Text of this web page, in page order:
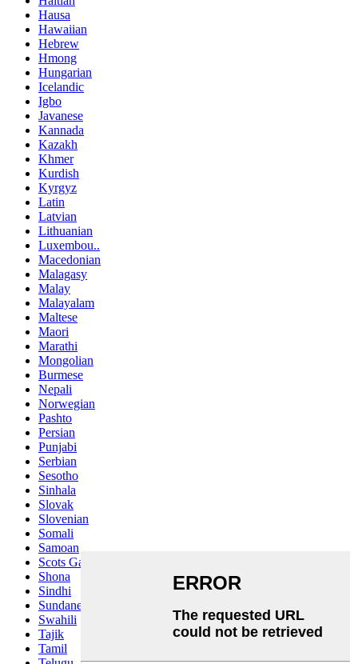
Hausa
Hawaiian
Hebrew
Hmong
Hungarian
Icelandic
Igbo
Javanese
Kannada
Kazakh
Khmer
Kurdish
Kyrgyz
Latin
Latvian
Lithuanian
Luxembou..
Macedonian
Malagasy
Malay
Malayalam
Maltese
Maori
Marathi
Mongolian
Burmese
Nepali
Norwegian
Pashto
Persian
Punjabi
Serbian
Sesotho
Sinhala
Slovak
Slovenian
Somali
Samoan
Scots Gaelic
Shona
Sindhi
Sundanese
Swahili
Tajik
Tamil